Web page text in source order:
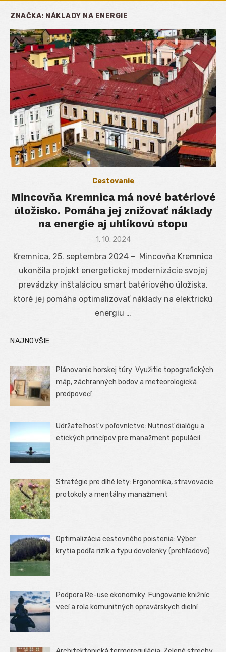
ZNAČKA: NÁKLADY NA ENERGIE
Cestovanie
Mincovňa Kremnica má nové batériové
úložisko. Pomáha jej znižovať náklady
na energie aj uhlíkovú stopu
Posted
1. 10. 2024
Kremnica, 25. septembra 2024 – Mincovňa Kremnica
ukončila projekt energetickej modernizácie svojej
prevádzky inštaláciou smart batériového úložiska,
ktoré jej pomáha optimalizovať náklady na elektrickú
energiu …
NAJNOVŠIE
Plánovanie horskej túry: Využitie topografických
máp, záchranných bodov a meteorologická
predpoveď
Udržateľnosť v poľovníctve: Nutnosť dialógu a
etických princípov pre manažment populácií
Stratégie pre dlhé lety: Ergonomika, stravovacie
protokoly a mentálny manažment
Optimalizácia cestovného poistenia: Výber
krytia podľa rizík a typu dovolenky (prehľadovo)
Podpora Re-use ekonomiky: Fungovanie knižníc
vecí a rola komunitných opravárskych dielní